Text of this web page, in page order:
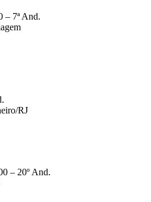
– 7ª And.
RJ
– 20º And.